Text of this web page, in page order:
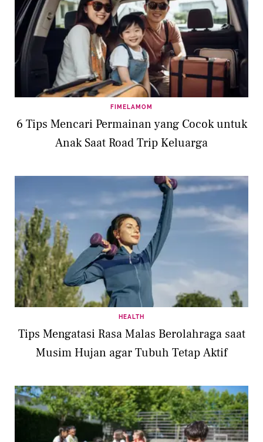
FIMELAMOM
6 Tips Mencari Permainan yang Cocok untuk
Anak Saat Road Trip Keluarga
HEALTH
Tips Mengatasi Rasa Malas Berolahraga saat
Musim Hujan agar Tubuh Tetap Aktif